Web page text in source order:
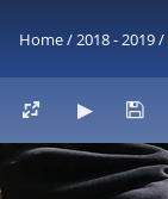
Home/2018 - 2019/